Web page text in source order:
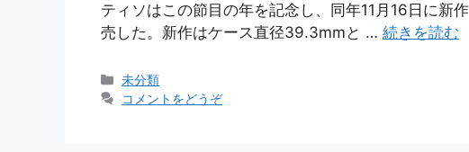
ティソはこの節目の年を記念し、同年11月16日に新
売した。新作はケース直径39.3mmと … 続きを読む
カ
テ
未分類
コメントをどうぞ